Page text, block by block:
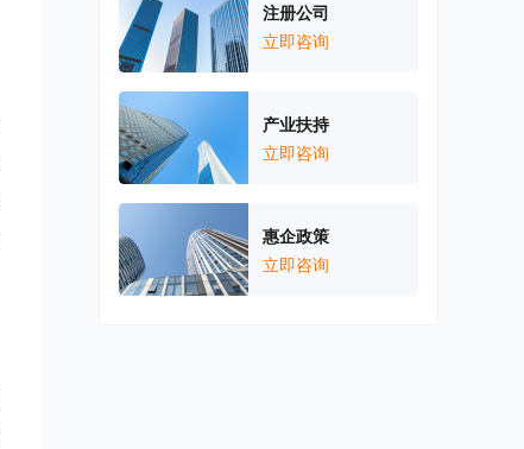
注册公司
立即咨询
产业扶持
立即咨询
惠企政策
立即咨询